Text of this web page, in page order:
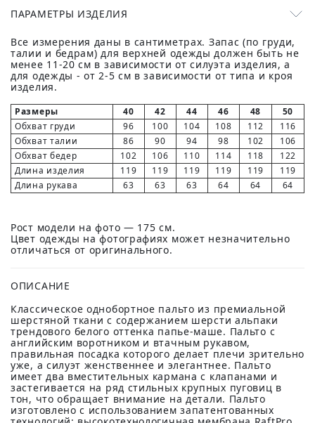
ПАРАМЕТРЫ ИЗДЕЛИЯ
Все измерения даны в сантиметрах. Запас (по груди,
талии и бедрам) для верхней одежды должен быть не
менее 11-20 см в зависимости от силуэта изделия, а
для одежды - от 2-5 см в зависимости от типа и кроя
изделия.
Размеры 40 42 44 46 48
50
Обхват груди
96 100 104 108 112
116
Обхват талии
86 90 94 98 102
106
Обхват бедер
102 106 110 114 118
122
Длина изделия
119 119 119 119 119
119
Длина рукава
63 63 63 64 64 64
Рост модели на фото — 175 см.
Цвет одежды на фотографиях может незначительно
отличаться от оригинального.
ОПИСАНИЕ
Классическое однобортное пальто из премиальной
шерстяной ткани с содержанием шерсти альпаки
трендового белого оттенка папье-маше. Пальто с
английским воротником и втачным рукавом,
правильная посадка которого делает плечи зрительно
уже, а силуэт женственнее и элегантнее. Пальто
имеет два вместительных кармана с клапанами и
застегивается на ряд стильных крупных пуговиц в
тон, что обращает внимание на детали. Пальто
изготовлено с использованием запатентованных